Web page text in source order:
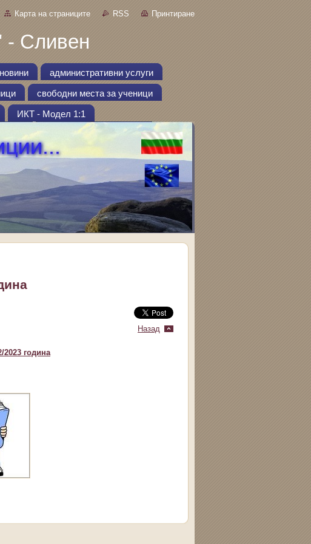
Карта на страниците RSS Принтиране
- Сливен
новини административни услуги
свободни места за ученици
ИКТ - Модел 1:1
Назад
2023 година